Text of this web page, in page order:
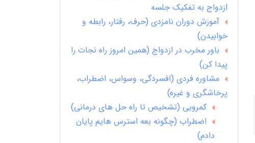
ازدواج به تفکیک جلسه
آموزش دوران نامزدی (حرف، رفتار، رابطه و
خوابیدن)
باور مخرب در ازدواج (همین امروز راه نجات را
پیدا کن)
مشاوره فردی (افسردگی، وسواس، اضطراب،
پرخاشگری و غیره)
کمرویی (تشخیص تا راه حل های درمانی)
اضطراب (چگونه بعه استرس هایم پایان
دادم)